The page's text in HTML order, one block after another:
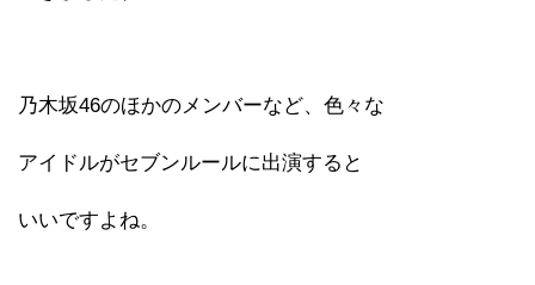
乃木坂46のほかのメンバーなど、色々な
アイドルがセブンルールに出演すると
いいですよね。